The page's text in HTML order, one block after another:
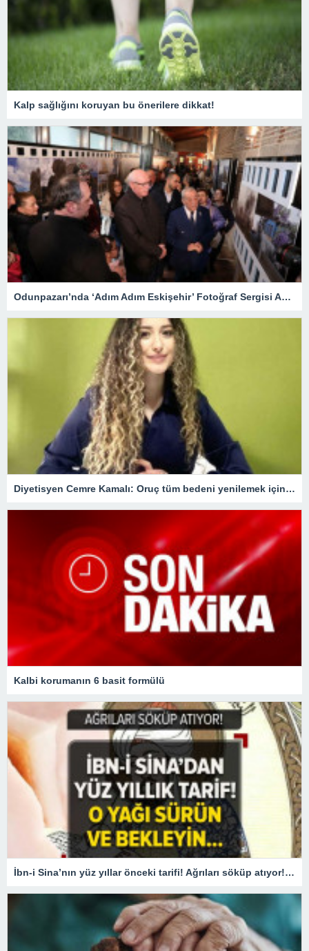
Kalp sağlığını koruyan bu önerilere dikkat!
Odunpazarı’nda ‘Adım Adım Eskişehir’ Fotoğraf Sergisi Açıldı
Diyetisyen Cemre Kamalı: Oruç tüm bedeni yenilemek için bir fırsat
Kalbi korumanın 6 basit formülü
İbn-i Sina’nın yüz yıllar önceki tarifi! Ağrıları söküp atıyor! O yağı sürün ve bekleyin